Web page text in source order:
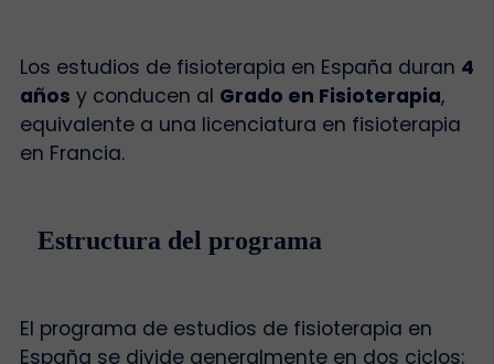
Los estudios de fisioterapia en España duran 4
años y conducen al Grado en Fisioterapia,
equivalente a una licenciatura en fisioterapia
en Francia.
Estructura del programa
El programa de estudios de fisioterapia en
España se divide generalmente en dos ciclos: